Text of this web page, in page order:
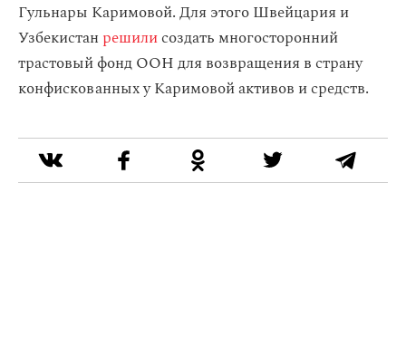
Гульнары Каримовой. Для этого Швейцария и
Узбекистан решилисоздать многосторонний
трастовый фонд ООН для возвращения в страну
конфискованных у Каримовой активов и средств.